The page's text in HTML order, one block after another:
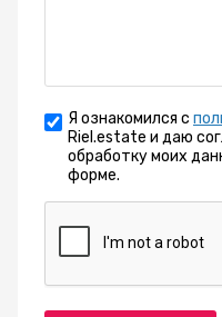
Я ознакомился с
Riel.estate и даю
обработку моих
форме.